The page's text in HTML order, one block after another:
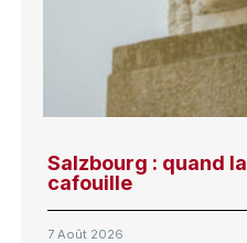
Salzbourg : quand
cafouille
7 Août 2026